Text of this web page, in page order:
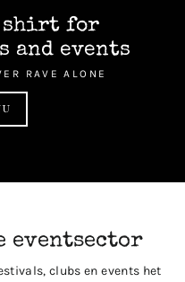
shirt for
and events
RAVE ALONE
eventsector
clubs en events het